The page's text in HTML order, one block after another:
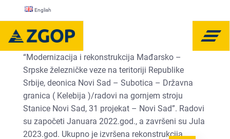
English
“Modernizacija i rekonstrukcija Mađarsko –
Srpske železničke veze na teritoriji Republike
Srbije, deonica Novi Sad – Subotica – Državna
granica ( Kelebija )/radovi na gornjem stroju
Stanice Novi Sad, 31 projekat – Novi Sad”. Radovi
su započeti Januara 2022.god., a završeni su Jula
2023.god. Ukupno je izvršena rekonstrukcija